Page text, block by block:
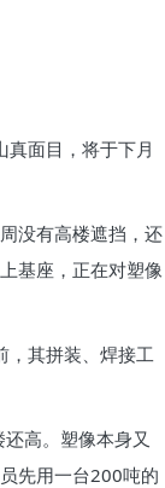
面目，将于下月
没有高楼遮挡，还
基座，正在对塑像
，其拼装、焊接工
高。塑像本身又
先用一台200吨的